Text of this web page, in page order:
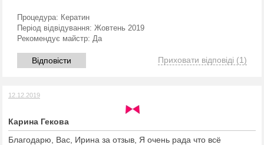
Процедура: Кератин
Період відвідування: Жовтень 2019
Рекомендує майстр: Да
Відповісти Приховати відповіді (1)
12.12.2019
Карина Гекова
Благодарю, Вас, Ирина за отзыв, Я очень рада что всё